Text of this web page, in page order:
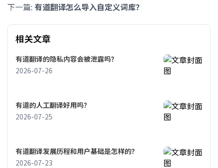
下一篇: 有道翻译怎么导入自定义词库？
相关文章
有道翻译的隐私内容会被泄露吗？
2026-07-26
有道的人工翻译好用吗？
2026-07-25
有道翻译发展历程和用户基础是怎样的？
2026-07-23